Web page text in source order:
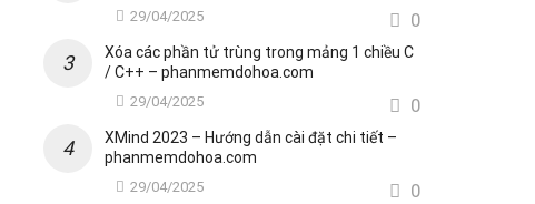
29/04/2025 0
Xóa các phần tử trùng trong mảng 1 chiều C
/ C++ – phanmemdohoa.com
29/04/2025 0
XMind 2023 – Hướng dẫn cài đặt chi tiết –
phanmemdohoa.com
29/04/2025 0